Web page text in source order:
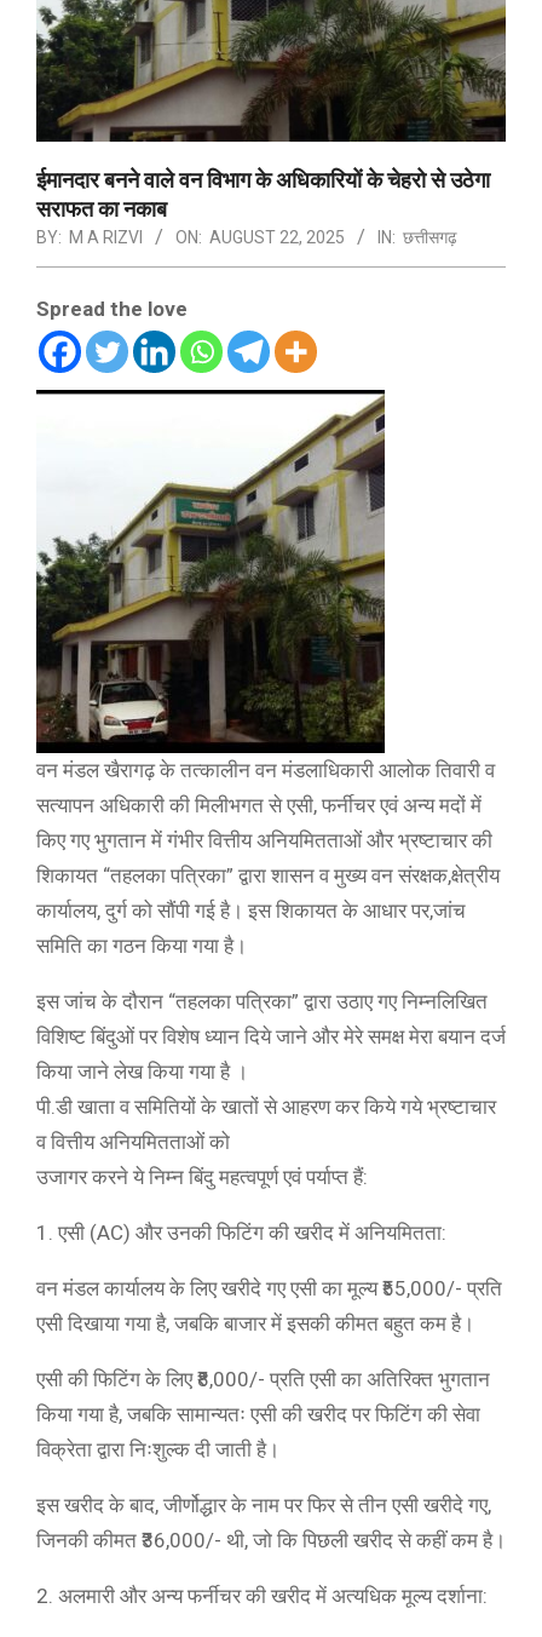
ईमानदार बनने वाले वन विभाग के अधिकारियों के चेहरो से उठेगा
सराफत का नकाब
BY: M A RIZVI ON: AUGUST 22, 2025 IN: छत्तीसगढ़
Spread the love
वन मंडल खैरागढ़ के तत्कालीन वन मंडलाधिकारी आलोक तिवारी व
सत्यापन अधिकारी की मिलीभगत से एसी, फर्नीचर एवं अन्य मदों में
किए गए भुगतान में गंभीर वित्तीय अनियमितताओं और भ्रष्टाचार की
शिकायत “तहलका पत्रिका” द्वारा शासन व मुख्य वन संरक्षक,क्षेत्रीय
कार्यालय, दुर्ग को सौंपी गई है। इस शिकायत के आधार पर,जांच
समिति का गठन किया गया है।
इस जांच के दौरान “तहलका पत्रिका” द्वारा उठाए गए निम्नलिखित
विशिष्ट बिंदुओं पर विशेष ध्यान दिये जाने और मेरे समक्ष मेरा बयान दर्ज
किया जाने लेख किया गया है ।
पी.डी खाता व समितियों के खातों से आहरण कर किये गये भ्रष्टाचार
व वित्तीय अनियमितताओं को
उजागर करने ये निम्न बिंदु महत्वपूर्ण एवं पर्याप्त हैं:
1. एसी (AC) और उनकी फिटिंग की खरीद में अनियमितता:
वन मंडल कार्यालय के लिए खरीदे गए एसी का मूल्य ₹55,000/- प्रति
एसी दिखाया गया है, जबकि बाजार में इसकी कीमत बहुत कम है।
एसी की फिटिंग के लिए ₹8,000/- प्रति एसी का अतिरिक्त भुगतान
किया गया है, जबकि सामान्यतः एसी की खरीद पर फिटिंग की सेवा
विक्रेता द्वारा निःशुल्क दी जाती है।
इस खरीद के बाद, जीर्णोद्धार के नाम पर फिर से तीन एसी खरीदे गए,
जिनकी कीमत ₹36,000/- थी, जो कि पिछली खरीद से कहीं कम है।
2. अलमारी और अन्य फर्नीचर की खरीद में अत्यधिक मूल्य दर्शाना: